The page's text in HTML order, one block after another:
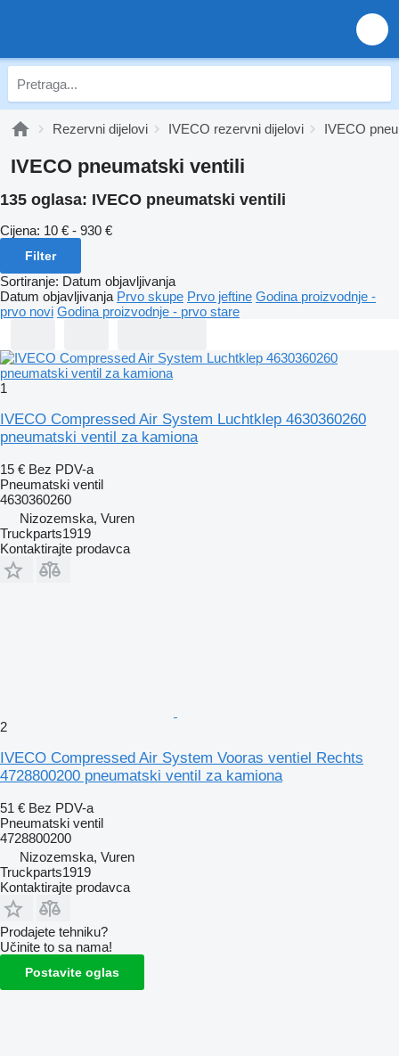
Rezervni dijelovi IVECO rezervni dijelovi IVECO
IVECO pneumatski ventili
135 oglasa: IVECO pneumatski ventili
Cijena: 10 € - 930 €
Filter
Sortiranje: Datum objavljivanja
Datum objavljivanja Prvo skupe Prvo jeftine Godina proizvodnje -
prvo novi Godina proizvodnje - prvo stare
1
IVECO Compressed Air System Luchtklep 4630360260
pneumatski ventil za kamiona
15 € Bez PDV-a
Pneumatski ventil
4630360260
Nizozemska, Vuren
Truckparts1919
Kontaktirajte prodavca
2
IVECO Compressed Air System Vooras ventiel Rechts
4728800200 pneumatski ventil za kamiona
51 € Bez PDV-a
Pneumatski ventil
4728800200
Nizozemska, Vuren
Truckparts1919
Kontaktirajte prodavca
Prodajete tehniku?
Učinite to sa nama!
Postavite oglas